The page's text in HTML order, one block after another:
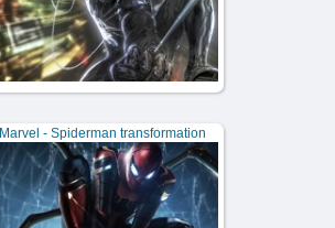
Marvel - Spiderman transformation